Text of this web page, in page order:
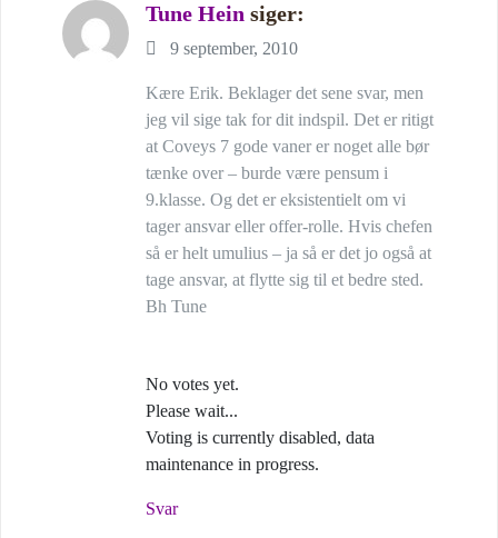
Tune Hein siger:
9 september, 2010
Kære Erik. Beklager det sene svar, men
jeg vil sige tak for dit indspil. Det er ritigt
at Coveys 7 gode vaner er noget alle bør
tænke over – burde være pensum i
9.klasse. Og det er eksistentielt om vi
tager ansvar eller offer-rolle. Hvis chefen
så er helt umulius – ja så er det jo også at
tage ansvar, at flytte sig til et bedre sted.
Bh Tune
No votes yet.
Please wait...
Voting is currently disabled, data
maintenance in progress.
Svar